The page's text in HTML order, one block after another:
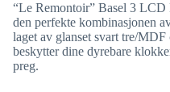
“Le Remontoir” Basel 3 LCD
den perfekte kombinasjonen
laget av glanset svart tre/
beskytter dine dyrebare
preg.